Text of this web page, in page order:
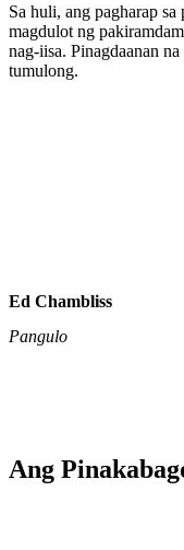
Sa huli, ang pagharap
magdulot ng
nag-iisa. Pinagdaanan
tumulong.
Ed Chambliss
Pangulo
Ang